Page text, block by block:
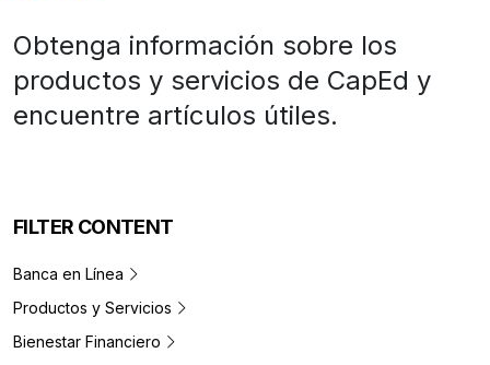
Obtenga información sobre los
productos y servicios de CapEd y
encuentre artículos útiles.
FILTER CONTENT
Banca en Línea
Productos y Servicios
Bienestar Financiero